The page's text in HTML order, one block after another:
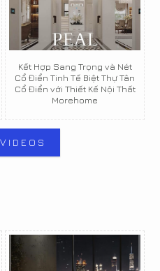
Kết Hợp Sang Trọng và Nét
Cổ Điển Tinh Tế Biệt Thự Tân
Cổ Điển với Thiết Kế Nội Thất
Morehome